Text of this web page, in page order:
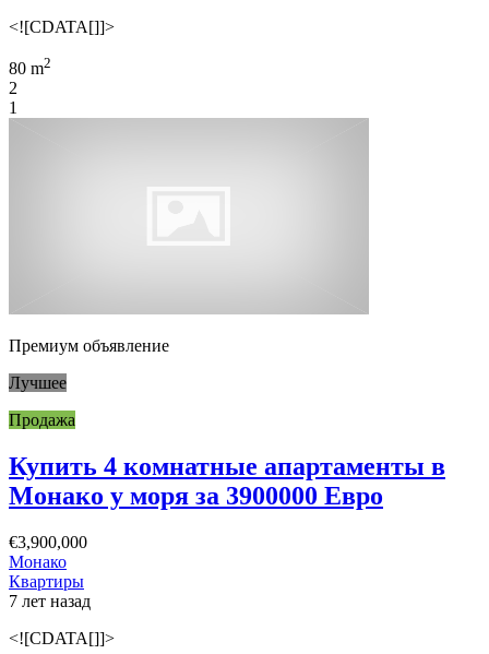
<![CDATA[]]>
80 m2
2
1
Премиум объявление
Лучшее
Продажа
Купить 4 комнатные апартаменты в
Монако у моря за 3900000 Евро
€3,900,000
Монако
Квартиры
7 лет назад
<![CDATA[]]>